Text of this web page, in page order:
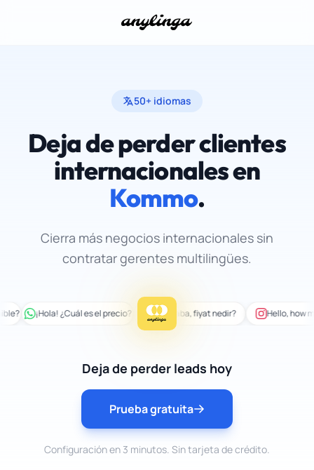
50+ idiomas
Deja de perder clientes
internacionales en
Kommo.
Cierra más negocios internacionales sin
contratar gerentes multilingües.
¡Hola! ¿Cuál es el precio? Hola, ¿cuánto cuesta? ¡Hola! مرحبا، كم السعر؟ Merhaba, fiyat nedir? Hello, how much
Deja de perder leads hoy
Prueba gratuita
Configuración en 3 minutos. Sin tarjeta de crédito.